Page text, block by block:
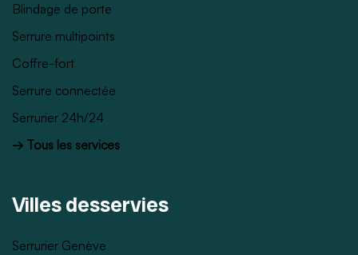
Blindage de porte
Serrure multipoints
Coffre-fort
Serrure connectée
Serrurier 24h/24
→ Tous les services
Villes desservies
Serrurier Genève